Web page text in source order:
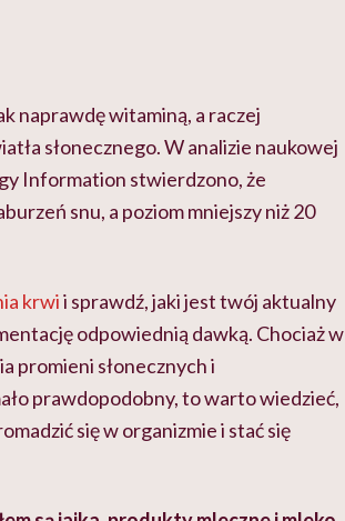
naprawdę witaminą, a raczej
słonecznego. W analizie naukowej
Information stwierdzono, że
snu, a poziom mniejszy niż 20
krwii sprawdź, jaki jest twój aktualny
odpowiednią dawką. Chociaż w
promieni słonecznych i
prawdopodobny, to warto wiedzieć,
się w organizmie i stać się